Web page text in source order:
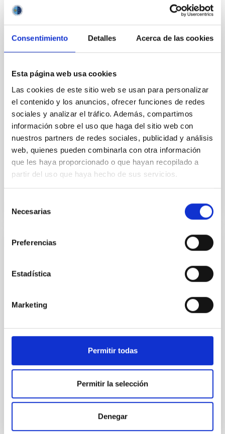
Consentimiento Detalles Acerca de las cookies
Esta página web usa cookies
Las cookies de este sitio web se usan para personalizar
el contenido y los anuncios, ofrecer funciones de redes
sociales y analizar el tráfico. Además, compartimos
información sobre el uso que haga del sitio web con
nuestros partners de redes sociales, publicidad y análisis
web, quienes pueden combinarla con otra información
que les haya proporcionado o que hayan recopilado a
partir del uso que haya hecho de sus servicios.
Necesarias
Preferencias
Estadística
Marketing
Permitir todas
Permitir la selección
Denegar
El Instituto de Astrofísica de Canarias (IAC) se suma
Mujeres y las Niñas en la Ciencia con un amplio
papel de las mujeres en la astronomía y fomentar el
interés por la ciencia y la tecnología entre las nuevas
generaciones. Entre las acciones más destacadas se
encuentra la Editatona 11F, organizada junto a
Wikimedia España. La iniciativa se articula en dos
jornadas complementarias: un wikitaller práctico de
introducción a la edición en Wikipedia, en el que las
personas participantes aprenden
Fecha de publicación 10/02/2026 - 10:38:17
NOTA DE PRENSA
El nobel Didier Queloz visita el IAC y traza
la "próxima frontera" de la búsqueda de
El Instituto de Astrofı́sica de Canarias (IAC) ha
nobel de fı́sica y codescubridor del primer exoplaneta
profesor Queloz en el IAC ha estado centrada en el
Como parte de su agenda, también ha impartido la
conferencia “Exoplanetas: la próxima frontera” en el
objetivo de supervisar la instalación de un nuevo
espectrógrafo de alta estabilidad en el Telescopio